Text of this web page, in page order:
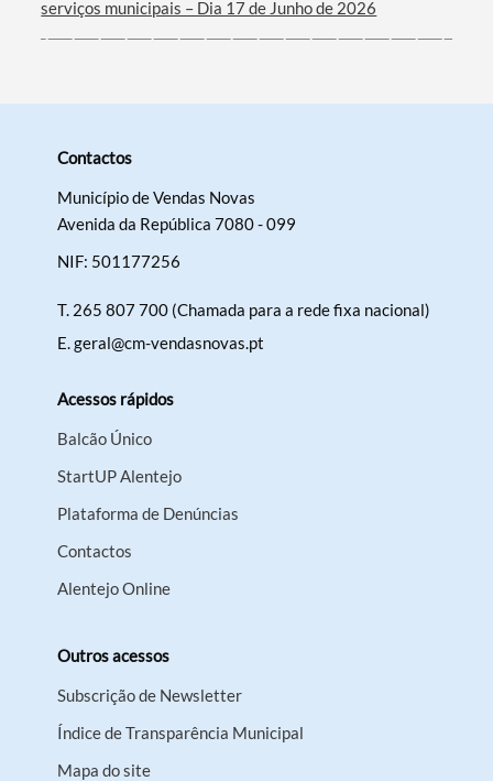
serviços municipais – Dia 17 de Junho de 2026
Contactos
Município de Vendas Novas
Avenida da República 7080 - 099
NIF: 501177256
T. 265 807 700 (Chamada para a rede fixa nacional)
E.geral@cm-vendasnovas.pt
Acessos rápidos
Balcão Único
StartUP Alentejo
Plataforma de Denúncias
Contactos
Alentejo Online
Outros acessos
Subscrição de Newsletter
Índice de Transparência Municipal
Mapa do site